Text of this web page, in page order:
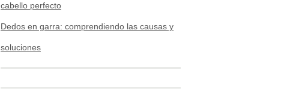
cabello perfecto
Dedos en garra: comprendiendo las causas y
soluciones